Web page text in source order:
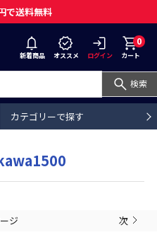
で送料無料
新着商品 オススメ ログイン
0
カート
検索
カテゴリーで探す
ジ 次